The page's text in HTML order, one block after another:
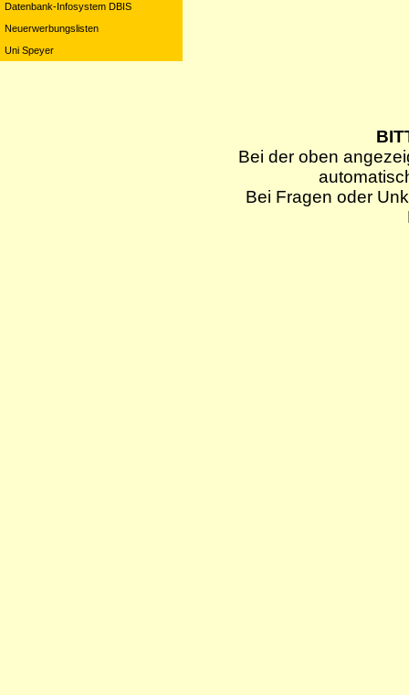
Datenbank-Infosystem DBIS
Neuerwerbungslisten
Uni Speyer
Bei der oben
Bei Fragen oder